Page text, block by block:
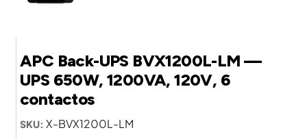
APC Back-UPS BVX1200L-LM —
UPS 650W, 1200VA, 120V, 6
contactos
SKU: X-BVX1200L-LM